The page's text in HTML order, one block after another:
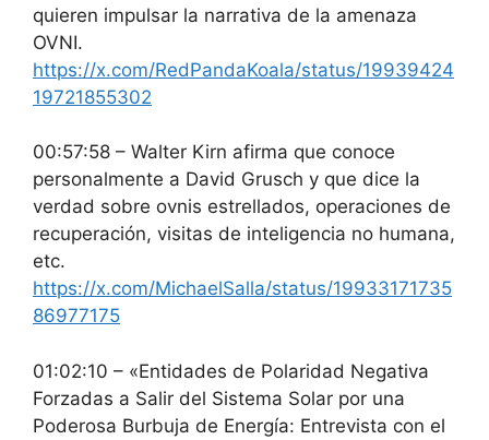
quieren impulsar la narrativa de la amenaza
OVNI.
https://x.com/RedPandaKoala/status/19939424
19721855302
00:57:58 – Walter Kirn afirma que conoce
personalmente a David Grusch y que dice la
verdad sobre ovnis estrellados, operaciones de
recuperación, visitas de inteligencia no humana,
etc.
https://x.com/MichaelSalla/status/19933171735
86977175
01:02:10 – «Entidades de Polaridad Negativa
Forzadas a Salir del Sistema Solar por una
Poderosa Burbuja de Energía: Entrevista con el